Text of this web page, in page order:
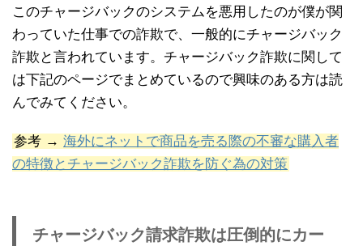
このチャージバックのシステムを悪用したのが僕が関
わっていた仕事での詐欺で、一般的にチャージバック
詐欺と言われています。チャージバック詐欺に関して
は下記のページでまとめているので興味のある方は読
んでみてください。
参考 → 海外にネットで商品を売る際の不審な購入者
の特徴とチャージバック詐欺を防ぐ為の対策
チャージバック請求詐欺は圧倒的にカー